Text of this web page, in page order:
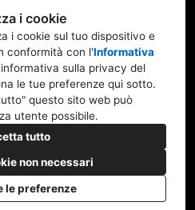
i cookie
i cookie sul tuo dispositivo e
conformità con l'Informativa
informativa sulla privacy del
le tue preferenze qui sotto.
questo sito web può
utente possibile.
tutto
non necessari
le preferenze
887 5703
Impostazione dei cookie